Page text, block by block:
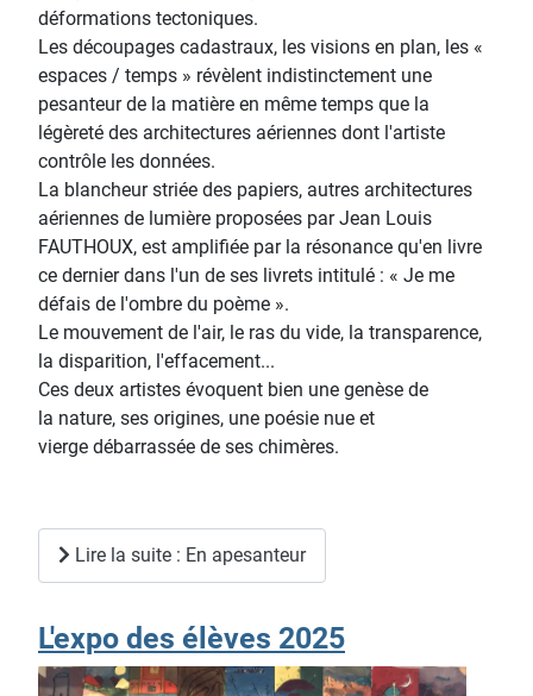
déformations tectoniques.
Les découpages cadastraux, les visions en plan, les «
espaces / temps » révèlent indistinctement une
pesanteur de la matière en même temps que la
légèreté des architectures aériennes dont l'artiste
contrôle les données.
La blancheur striée des papiers, autres architectures
aériennes de lumière proposées par Jean Louis
FAUTHOUX, est amplifiée par la résonance qu'en livre
ce dernier dans l'un de ses livrets intitulé : « Je me
défais de l'ombre du poème ».
Le mouvement de l'air, le ras du vide, la transparence,
la disparition, l'effacement...
Ces deux artistes évoquent bien une genèse de
la nature, ses origines, une poésie nue et
vierge débarrassée de ses chimères.
Lire la suite : En apesanteur
L'expo des élèves 2025